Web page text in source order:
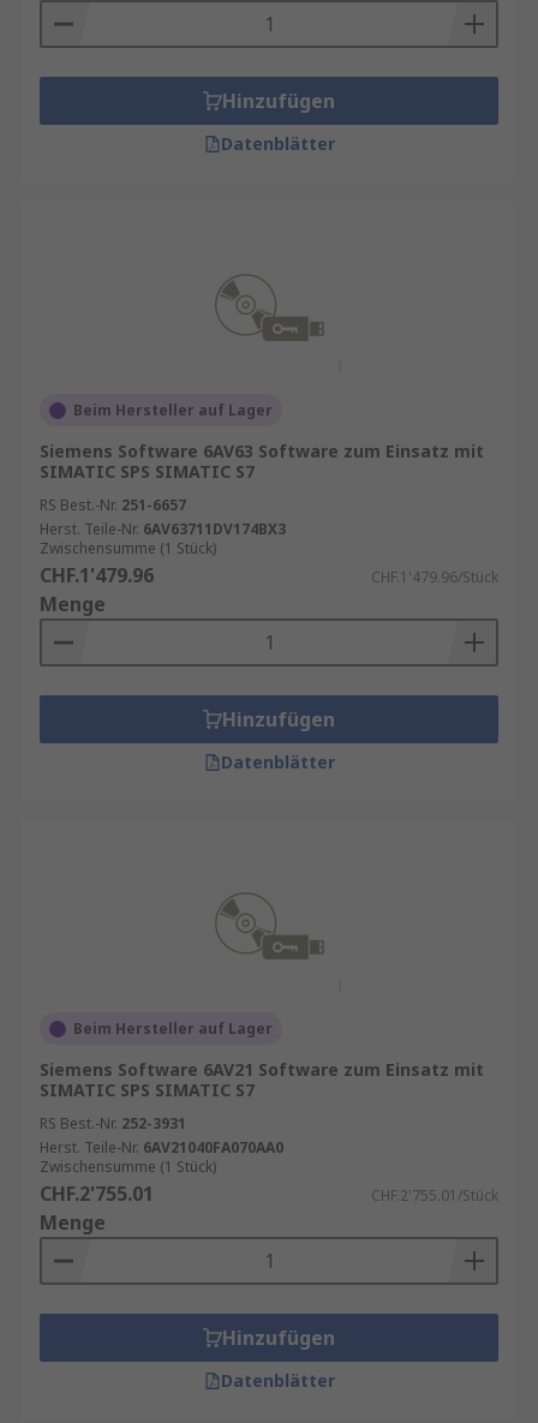
Hinzufügen
Datenblätter
Beim Hersteller auf Lager
Siemens Software 6AV63 Software zum Einsatz mit
SIMATIC SPS SIMATIC S7
RS Best.-Nr. 251-6657
Herst. Teile-Nr. 6AV63711DV174BX3
Zwischensumme (1 Stück)
CHF.1'479.96 CHF.1'479.96/Stück
Menge
Hinzufügen
Datenblätter
Beim Hersteller auf Lager
Siemens Software 6AV21 Software zum Einsatz mit
SIMATIC SPS SIMATIC S7
RS Best.-Nr. 252-3931
Herst. Teile-Nr. 6AV21040FA070AA0
Zwischensumme (1 Stück)
CHF.2'755.01 CHF.2'755.01/Stück
Menge
Hinzufügen
Datenblätter